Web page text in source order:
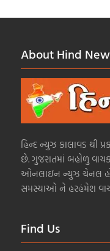
About Hind
હિન્દ ન્યુઝ કાલાવડ થી
છે. ગુજરાતમાં બહોળુ
ઓનલાઇન ન્યુઝ ચેનલ
સમસ્યાઓ ને હરહંમેશ
Find Us